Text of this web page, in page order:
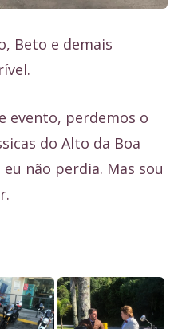
Beto e demais
evento, perdemos o
do Alto da Boa
não perdia. Mas sou